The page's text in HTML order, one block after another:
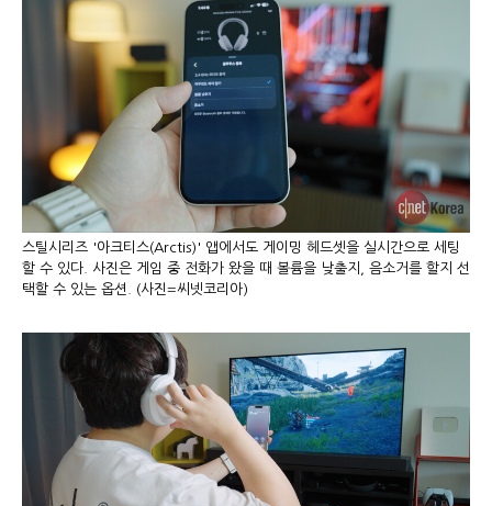
스틸시리즈 '아크티스(Arctis)' 앱에서도 게이밍 헤드셋을 실시간으로 세팅
할 수 있다. 사진은 게임 중 전화가 왔을 때 볼륨을 낮출지, 음소거를 할지 선
택할 수 있는 옵션. (사진=씨넷코리아)